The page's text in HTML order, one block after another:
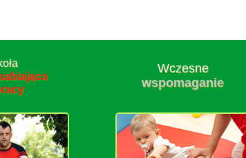
Wczesne
wspomaganie